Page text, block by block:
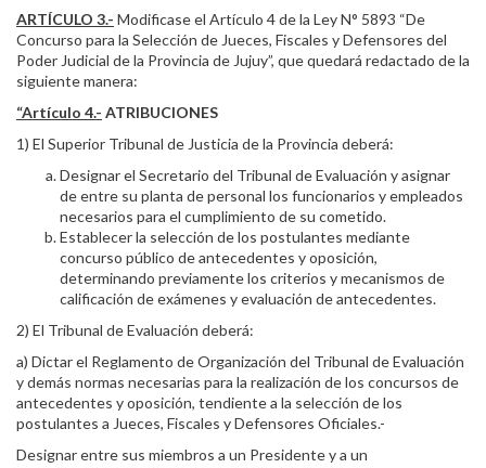
ARTÍCULO 3.- Modificase el Artículo 4 de la Ley N° 5893 “De
Concurso para la Selección de Jueces, Fiscales y Defensores del
Poder Judicial de la Provincia de Jujuy”, que quedará redactado de la
siguiente manera:
“Artículo 4.- ATRIBUCIONES
1) El Superior Tribunal de Justicia de la Provincia deberá:
Designar el Secretario del Tribunal de Evaluación y asignar
de entre su planta de personal los funcionarios y empleados
necesarios para el cumplimiento de su cometido.
Establecer la selección de los postulantes mediante
concurso público de antecedentes y oposición,
determinando previamente los criterios y mecanismos de
calificación de exámenes y evaluación de antecedentes.
2) El Tribunal de Evaluación deberá:
a) Dictar el Reglamento de Organización del Tribunal de Evaluación
y demás normas necesarias para la realización de los concursos de
antecedentes y oposición, tendiente a la selección de los
postulantes a Jueces, Fiscales y Defensores Oficiales.-
Designar entre sus miembros a un Presidente y a un